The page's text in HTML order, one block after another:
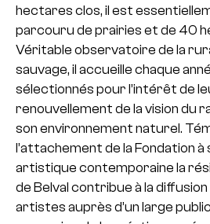
hectares clos, il est
parcouru de prairies et de 40
Véritable observatoire de la
sauvage, il accueille chaque
sélectionnés pour l’intérêt de
renouvellement de la vision du
son environnement naturel.
l’attachement de la Fondation
artistique contemporaine la
de Belval contribue à la
artistes auprès d’un large